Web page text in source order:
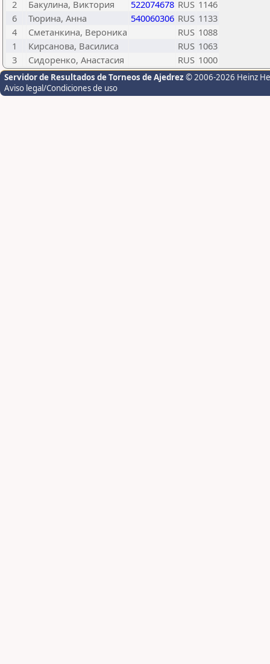
2
Бакулина, Виктория 522074678 RUS 1146
6
Тюрина, Анна 540060306 RUS 1133
4
Сметанкина, Вероника RUS 1088
1
Кирсанова, Василиса RUS 1063
3
Сидоренко, Анастасия RUS 1000
Servidor de Resultados de Torneos de Ajedrez © 2006-2026 Heinz
Aviso legal/Condiciones de uso